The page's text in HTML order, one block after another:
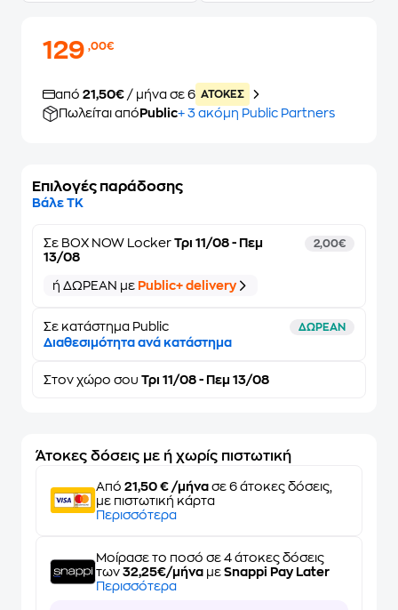
129,00€
από 21,50€ / μήνα σε 6 ATOKEΣ
Πωλείται από Public+ 3 ακόμη Public Partners
Επιλογές παράδοσης
Βάλε ΤΚ
Σε BOX NOW Locker Τρι 11/08 - Πεμ
13/08
2,00€
ή ΔΩΡΕΑΝ με Public+ delivery
Σε κατάστημα Public ΔΩΡΕΑΝ
Διαθεσιμότητα ανά κατάστημα
Στον χώρο σου Τρι 11/08 - Πεμ 13/08
Άτοκες δόσεις με ή χωρίς πιστωτική
Από 21,50 € /μήνα σε 6 άτοκες δόσεις,
με πιστωτική κάρτα
Περισσότερα
Μοίρασε το ποσό σε 4 άτοκες δόσεις
των 32,25€/μήνα με Snappi Pay Later
Περισσότερα